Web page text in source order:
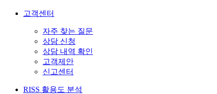
고객센터
자주 찾는 질문
상담 신청
상담 내역 확인
고객제안
신고센터
RISS 활용도 분석